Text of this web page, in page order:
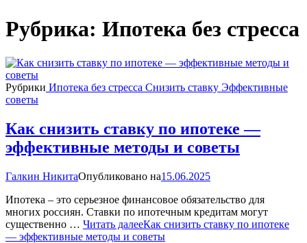
Рубрика: Ипотека без стресса
Рубрики Ипотека без стресса Снизить ставку Эффективные
советы
Как снизить ставку по ипотеке —
эффективные методы и советы
Галкин НикитаОпубликовано на15.06.2025
Ипотека – это серьезное финансовое обязательство для
многих россиян. Ставки по ипотечным кредитам могут
существенно … Читать далееКак снизить ставку по ипотеке
— эффективные методы и советы